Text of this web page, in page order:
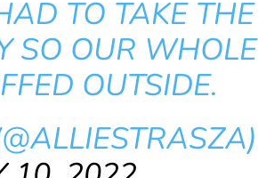
TO TAKE THE
SO OUR WHOLE
OUTSIDE.